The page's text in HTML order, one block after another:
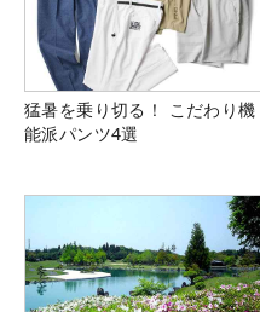
猛暑を乗り切る！ こだわり機
能派パンツ4選